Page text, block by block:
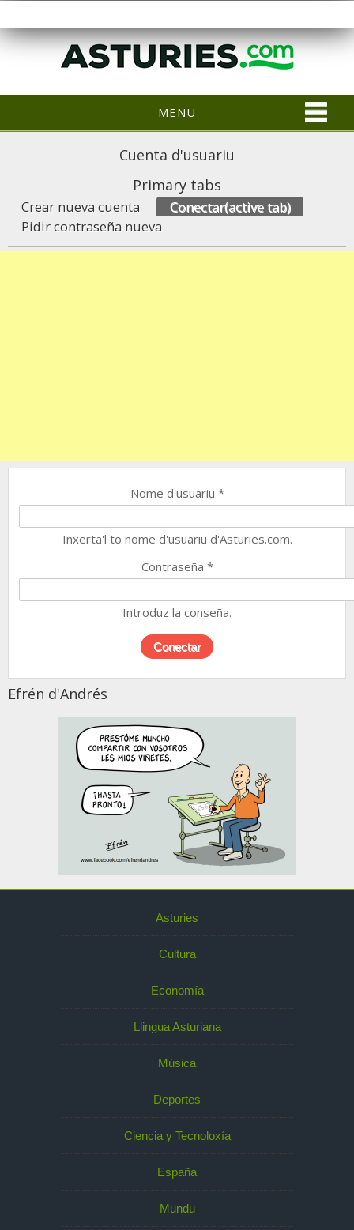
MENU
Cuenta d'usuariu
Primary tabs
Crear nueva cuenta Conectar(active tab)
Pidir contraseña nueva
Nome d'usuariu *
Inxerta'l to nome d'usuariu d'Asturies.com.
Contraseña *
Introduz la conseña.
Efrén d'Andrés
Asturies
Cultura
Economía
Llingua Asturiana
Música
Deportes
Ciencia y Tecnoloxía
España
Mundu